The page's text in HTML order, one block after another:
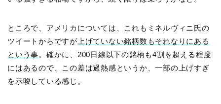
ところで、アメリカについては、これもミネルヴィニ氏の
ツイートからですが 上げていない銘柄数もそれなりにある
という事。確かに、200日線以下の銘柄も4割を超える程度
にはあるので、この差は過熱感というか、一部の上げすぎ
を示唆している感じ。